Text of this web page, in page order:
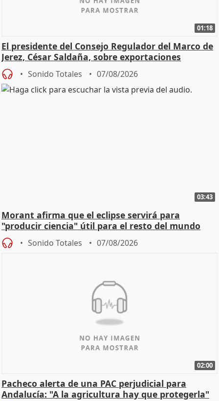
01:18
El presidente del Consejo Regulador del Marco de
Jerez, César Saldaña, sobre exportaciones
Sonido Totales 07/08/2026
03:43
Morant afirma que el eclipse servirá para
"producir ciencia" útil para el resto del mundo
Sonido Totales 07/08/2026
02:00
Pacheco alerta de una PAC perjudicial para
Andalucía: "A la agricultura hay que protegerla"